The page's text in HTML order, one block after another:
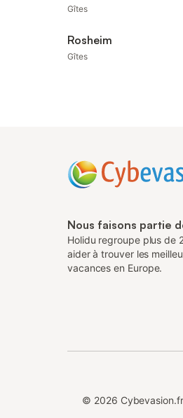
Gîtes
Rosheim
Gîtes
Nous faisons partie
Holidu regroupe plus de
aider à trouver les
vacances en Europe.
© 2026